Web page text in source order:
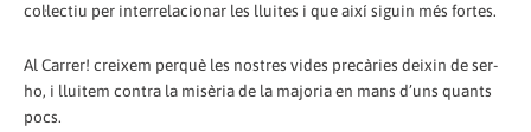
col·lectiu per interrelacionar les lluites i que així siguin més fortes.
Al Carrer! creixem perquè les nostres vides precàries deixin de ser-
ho, i lluitem contra la misèria de la majoria en mans d’uns quants
pocs.